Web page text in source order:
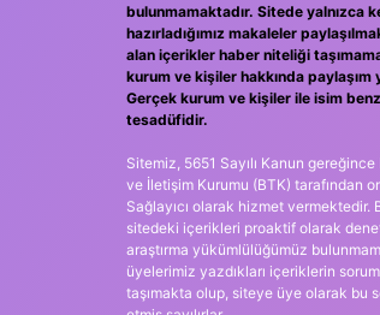
bulunmamaktadır. Sitede yalnızca
hazırladığımız makaleler
alan içerikler haber niteliği
kurum ve kişiler hakkında paylaşım
Gerçek kurum ve kişiler ile isim
tesadüfidir.
Sitemiz, 5651 Sayılı Kanun
ve İletişim Kurumu (BTK) tarafından
Sağlayıcı olarak hizmet vermektedir.
sitedeki içerikleri proaktif olarak
araştırma yükümlülüğümüz
üyelerimiz yazdıkları içeriklerin
taşımakta olup, siteye üye olarak bu